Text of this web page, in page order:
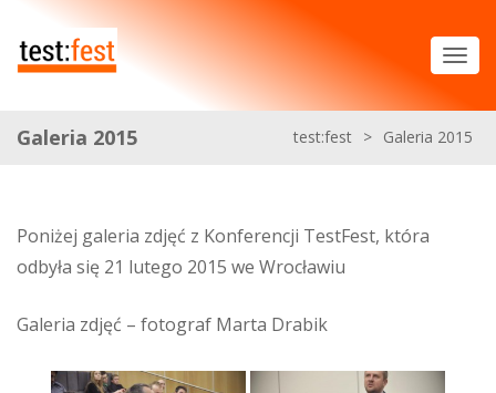
Galeria 2015 test:fest > Galeria 2015
Poniżej galeria zdjęć z Konferencji TestFest, która
odbyła się 21 lutego 2015 we Wrocławiu
Galeria zdjęć – fotograf Marta Drabik